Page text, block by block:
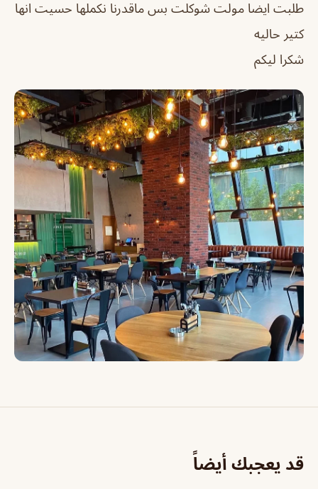
طلبت ايضا مولت شوكلت بس ماقدرنا نكملها حسيت انها
كتير حاليه
شكرا ليكم
قد يعجبك أيضاً